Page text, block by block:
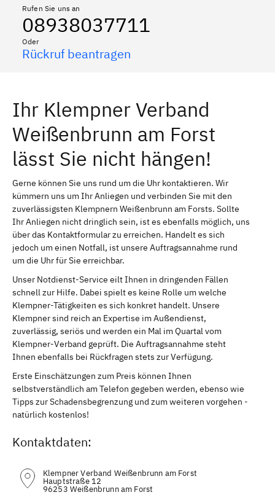
Rufen Sie uns an
08938037711
Oder
Rückruf beantragen
Ihr Klempner Verband
Weißenbrunn am Forst
lässt Sie nicht hängen!
Gerne können Sie uns rund um die Uhr kontaktieren. Wir
kümmern uns um Ihr Anliegen und verbinden Sie mit den
zuverlässigsten Klempnern Weißenbrunn am Forsts. Sollte
Ihr Anliegen nicht dringlich sein, ist es ebenfalls möglich, uns
über das Kontaktformular zu erreichen. Handelt es sich
jedoch um einen Notfall, ist unsere Auftragsannahme rund
um die Uhr für Sie erreichbar.
Unser Notdienst-Service eilt Ihnen in dringenden Fällen
schnell zur Hilfe. Dabei spielt es keine Rolle um welche
Klempner-Tätigkeiten es sich konkret handelt. Unsere
Klempner sind reich an Expertise im Außendienst,
zuverlässig, seriös und werden ein Mal im Quartal vom
Klempner-Verband geprüft. Die Auftragsannahme steht
Ihnen ebenfalls bei Rückfragen stets zur Verfügung.
Erste Einschätzungen zum Preis können Ihnen
selbstverständlich am Telefon gegeben werden, ebenso wie
Tipps zur Schadensbegrenzung und zum weiteren vorgehen -
natürlich kostenlos!
Kontaktdaten:
Klempner Verband Weißenbrunn am Forst
Hauptstraße 12
96253 Weißenbrunn am Forst